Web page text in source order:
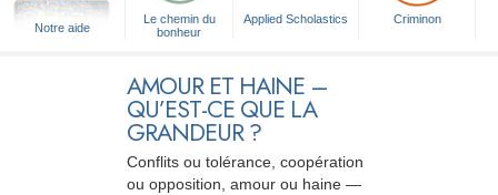
Notre aide
Le chemin du
bonheur
Applied Scholastics Criminon
AMOUR ET HAINE –
QU’EST-CE QUE LA
GRANDEUR ?
Conflits ou tolérance, coopération
ou opposition, amour ou haine —